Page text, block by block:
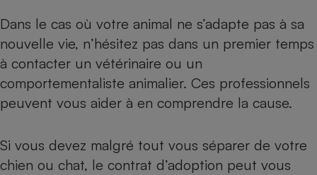
Dans le cas où votre animal ne s’adapte pas à sa
nouvelle vie, n’hésitez pas dans un premier temps
à contacter un vétérinaire ou un
comportementaliste animalier. Ces professionnels
peuvent vous aider à en comprendre la cause.
Si vous devez malgré tout vous séparer de votre
chien ou chat, le contrat d’adoption peut vous